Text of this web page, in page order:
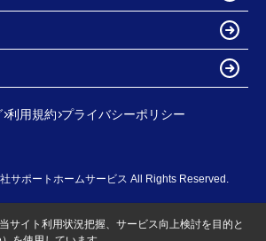
利用規約 プライバシーポリシー
サポートホームサービス All Rights Reserved.
サイト利用状況把握、サービス向上検討を目的と